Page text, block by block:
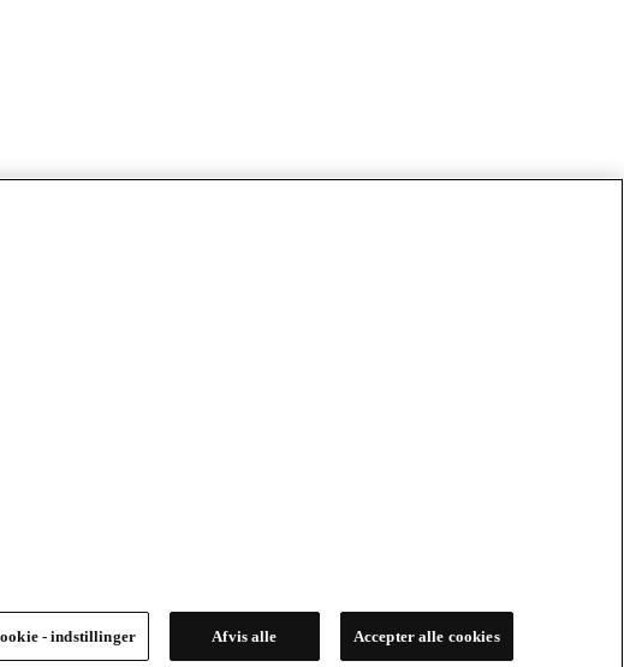
- indstillinger Afvis alle Accepter alle cookies